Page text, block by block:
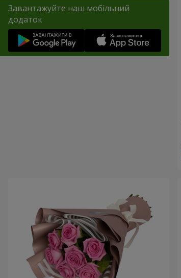
Завантажуйте наш мобільний
додаток